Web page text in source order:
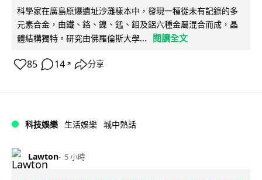
科學家在廣島原爆遺址沙灘樣本中，發現一種從未有記錄的多
元素合金，由鐵、鉻、鎳、錳、鉬及鋁六種金屬混合而成，晶
體結構獨特。研究由佛羅倫斯大學...
閱讀全文
85 14 ↗ 分享
科技娛樂 生活娛樂 城中熱話
Lawton 5 小時